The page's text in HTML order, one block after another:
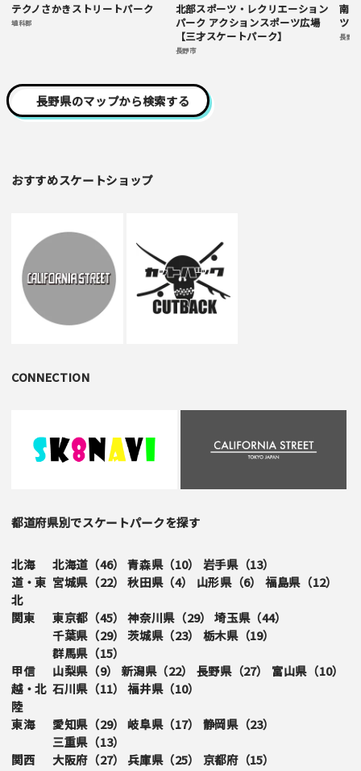
テクノさかきストリートパーク
埴科郡
北部スポーツ・レクリエーション
パーク アクションスポーツ広場
【三才スケートパーク】
長野市
南
ツ
長野
長野県のマップから検索する
おすすめスケートショップ
CONNECTION
都道府県別でスケートパークを探す
北海
道・東
北
北海道（46） 青森県（10） 岩手県（13）
宮城県（22） 秋田県（4） 山形県（6） 福島県（12）
関東 東京都（45） 神奈川県（29） 埼玉県（44）
千葉県（29） 茨城県（23） 栃木県（19）
群馬県（15）
甲信
越・北
陸
山梨県（9） 新潟県（22） 長野県（27） 富山県（10）
石川県（11） 福井県（10）
東海 愛知県（29） 岐阜県（17） 静岡県（23）
三重県（13）
関西
大阪府（27） 兵庫県（25） 京都府（15）